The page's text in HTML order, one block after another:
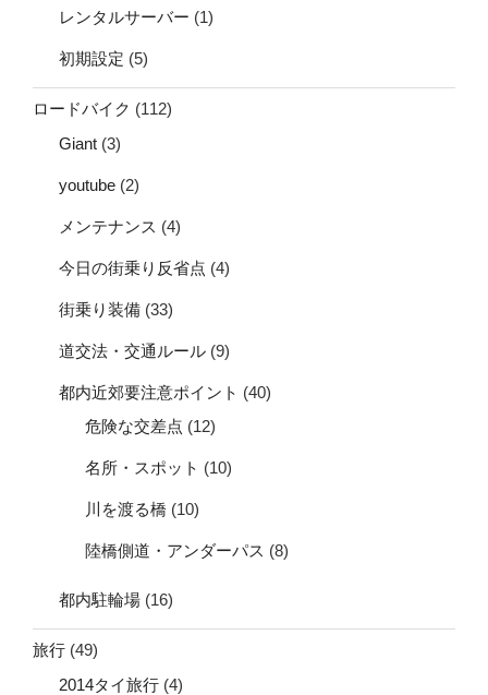
レンタルサーバー (1)
初期設定 (5)
ロードバイク (112)
Giant (3)
youtube (2)
メンテナンス (4)
今日の街乗り反省点 (4)
街乗り装備 (33)
道交法・交通ルール (9)
都内近郊要注意ポイント (40)
危険な交差点 (12)
名所・スポット (10)
川を渡る橋 (10)
陸橋側道・アンダーパス (8)
都内駐輪場 (16)
旅行 (49)
2014タイ旅行 (4)